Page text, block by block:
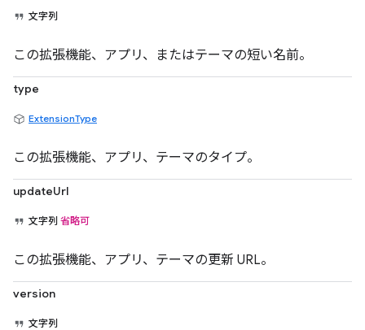
文字列
この拡張機能、アプリ、またはテーマの短い名前。
type
ExtensionType
この拡張機能、アプリ、テーマのタイプ。
updateUrl
文字列 省略可
この拡張機能、アプリ、テーマの更新 URL。
version
文字列